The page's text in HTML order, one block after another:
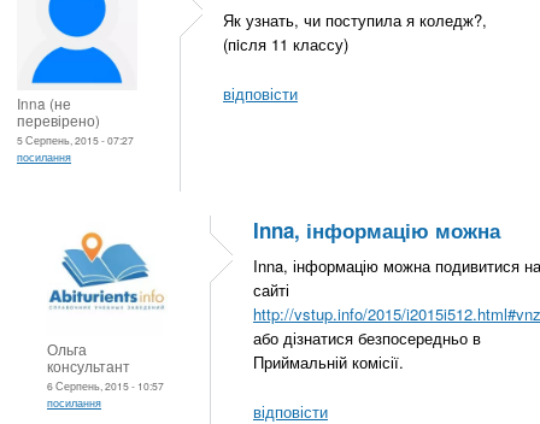
Inna (не
перевірено)
5 Серпень, 2015 - 07:27
посилання
Як узнать, чи поступила я коледж?,
(пiсля 11 классу)
відповісти
Ольга
консультант
6 Серпень, 2015 - 10:57
посилання
Inna, інформацію можна
Inna, інформацію можна подивитися на
сайті
http://vstup.info/2015/i2015i512.html#vnz
або дізнатися безпосередньо в
Приймальній комісії.
відповісти